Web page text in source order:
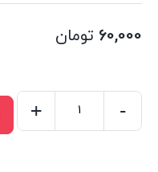
60,000 تومان
-
+